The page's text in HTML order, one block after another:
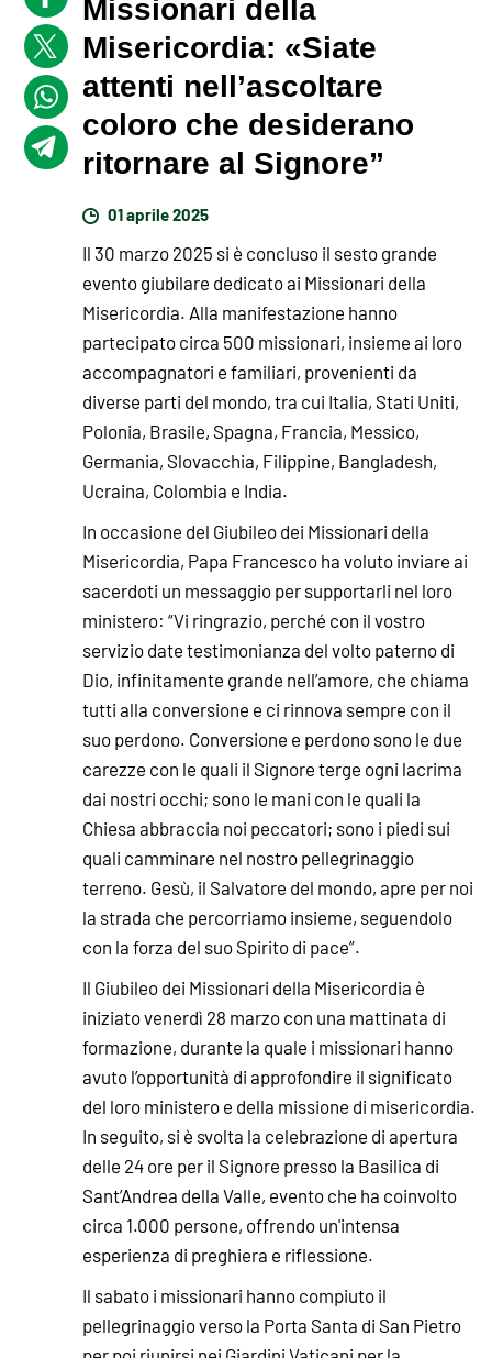
Missionari della
Misericordia: «Siate
attenti nell’ascoltare
coloro che desiderano
ritornare al Signore”
01 aprile 2025
Il 30 marzo 2025 si è concluso il sesto grande
evento giubilare dedicato ai Missionari della
Misericordia. Alla manifestazione hanno
partecipato circa 500 missionari, insieme ai loro
accompagnatori e familiari, provenienti da
diverse parti del mondo, tra cui Italia, Stati Uniti,
Polonia, Brasile, Spagna, Francia, Messico,
Germania, Slovacchia, Filippine, Bangladesh,
Ucraina, Colombia e India.
In occasione del Giubileo dei Missionari della
Misericordia, Papa Francesco ha voluto inviare ai
sacerdoti un messaggio per supportarli nel loro
ministero: “Vi ringrazio, perché con il vostro
servizio date testimonianza del volto paterno di
Dio, infinitamente grande nell’amore, che chiama
tutti alla conversione e ci rinnova sempre con il
suo perdono. Conversione e perdono sono le due
carezze con le quali il Signore terge ogni lacrima
dai nostri occhi; sono le mani con le quali la
Chiesa abbraccia noi peccatori; sono i piedi sui
quali camminare nel nostro pellegrinaggio
terreno. Gesù, il Salvatore del mondo, apre per noi
la strada che percorriamo insieme, seguendolo
con la forza del suo Spirito di pace”.
Il Giubileo dei Missionari della Misericordia è
iniziato venerdì 28 marzo con una mattinata di
formazione, durante la quale i missionari hanno
avuto l’opportunità di approfondire il significato
del loro ministero e della missione di misericordia.
In seguito, si è svolta la celebrazione di apertura
delle 24 ore per il Signore presso la Basilica di
Sant’Andrea della Valle, evento che ha coinvolto
circa 1.000 persone, offrendo un'intensa
esperienza di preghiera e riflessione.
Il sabato i missionari hanno compiuto il
pellegrinaggio verso la Porta Santa di San Pietro